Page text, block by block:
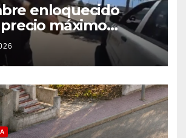
enloquecido
máximo
de llevar un cuchillo
con agentes del
de Los Ángeles
* The Gateway
por Cullen